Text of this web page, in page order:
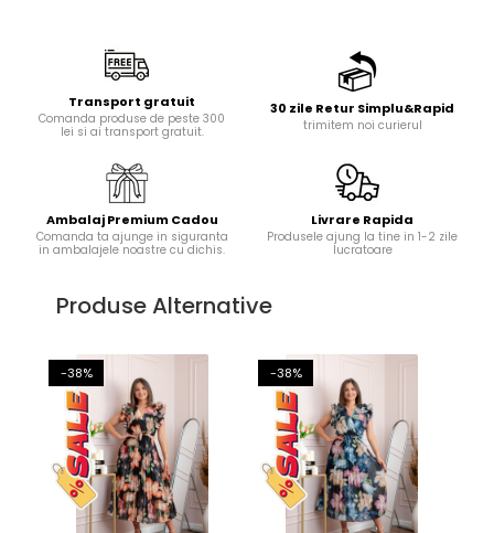
Transport gratuit
Comanda produse de peste 300
lei si ai transport gratuit.
30 zile Retur Simplu&Rapid
trimitem noi curierul
Ambalaj Premium Cadou
Comanda ta ajunge in siguranta
in ambalajele noastre cu dichis.
Livrare Rapida
Produsele ajung la tine in 1-2 zile
lucratoare
Produse Alternative
-38% -38%